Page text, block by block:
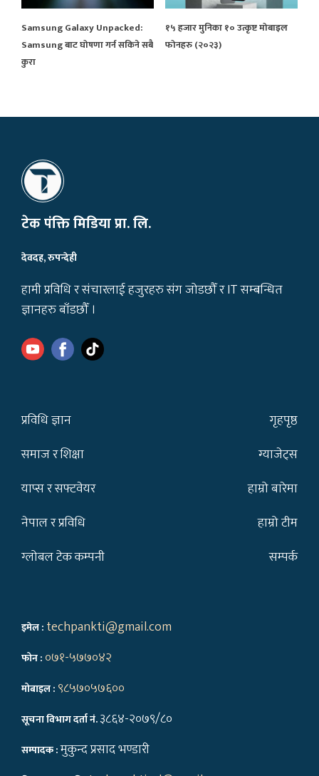
Samsung Galaxy Unpacked:
Samsung बाट घोषणा गर्न सकिने सबै
कुरा
१५ हजार मुनिका १० उत्कृष्ट मोबाइल
फोनहरु (२०२३)
टेक पंक्ति मिडिया प्रा. लि.
देवदह, रुपन्देही
हामी प्रविधि र संचारलाई हजुरहरु संग जोडछौँ र IT सम्बन्धित
ज्ञानहरु बाँडछौँ ।
प्रविधि ज्ञान
समाज र शिक्षा
याप्स र सफ्टवेयर
नेपाल र प्रविधि
ग्लोबल टेक कम्पनी
गृहपृष्ठ
ग्याजेट्स
हाम्रो बारेमा
हाम्रो टीम
सम्पर्क
इमेल : techpankti@gmail.com
फोन : ०७१-५७७०४२
मोबाइल : ९८५७०५७६००
सूचना विभाग दर्ता नं.३८६४-२०७९/८०
सम्पादक :मुकुन्द प्रसाद भण्डारी